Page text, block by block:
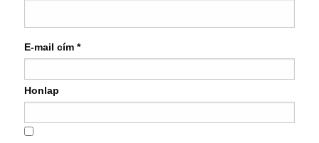
E-mail cím *
Honlap